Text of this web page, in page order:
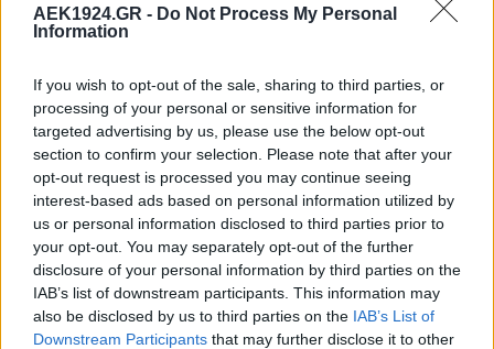
AEK1924.GR - Do Not Process My Personal
Information
If you wish to opt-out of the sale, sharing to third parties, or
processing of your personal or sensitive information for
targeted advertising by us, please use the below opt-out
section to confirm your selection. Please note that after your
opt-out request is processed you may continue seeing
interest-based ads based on personal information utilized by
us or personal information disclosed to third parties prior to
your opt-out. You may separately opt-out of the further
disclosure of your personal information by third parties on the
IAB’s list of downstream participants. This information may
also be disclosed by us to third parties on the IAB’s List of
Downstream Participants that may further disclose it to other